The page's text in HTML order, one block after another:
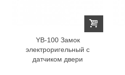
YB-100 Замок
электроригельный с
датчиком двери